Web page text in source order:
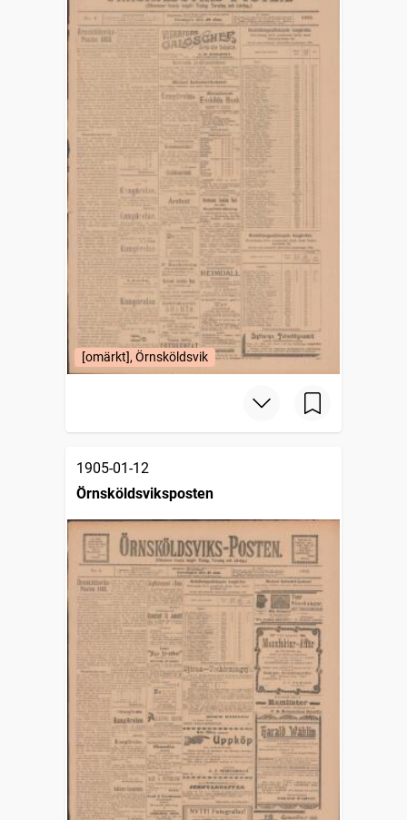
[omärkt], Örnsköldsvik
1905-01-12
Örnsköldsviksposten